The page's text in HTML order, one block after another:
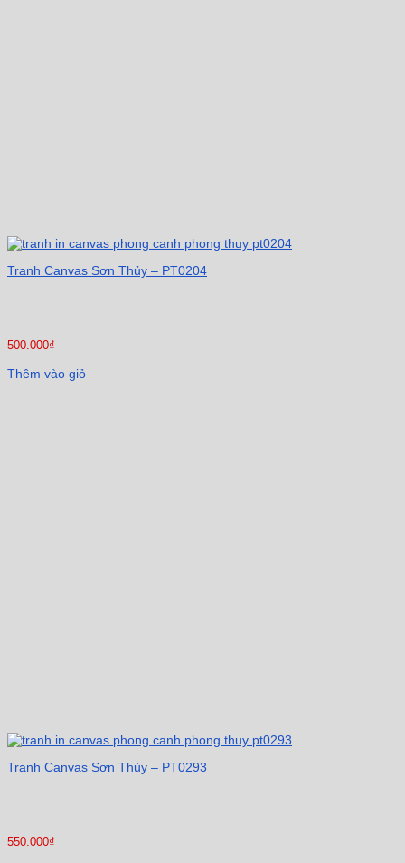
Tranh Canvas Sơn Thủy – PT0204
500.000₫
Thêm vào giỏ
Tranh Canvas Sơn Thủy – PT0293
550.000₫